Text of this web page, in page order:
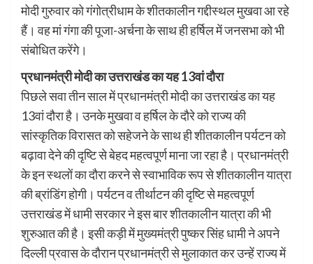
मोदी गुरुवार को गंगोत्रीधाम के शीतकालीन गद्दीस्थल मुखवा आ रहे
हैं। वह मां गंगा की पूजा-अर्चना के साथ ही हर्षिल में जनसभा को भी
संबोधित करेंगे।
प्रधानमंत्री मोदी का उत्तराखंड का यह 13वां दौरा
पिछले सवा तीन साल में प्रधानमंत्री मोदी का उत्तराखंड का यह
13वां दौरा है। उनके मुखवा व हर्षिल के दौरे को राज्य की
सांस्कृतिक विरासत को सहेजने के साथ ही शीतकालीन पर्यटन को
बढ़ावा देने की दृष्टि से बेहद महत्वपूर्ण माना जा रहा है। प्रधानमंत्री
के इन स्थलों का दौरा करने से स्वाभाविक रूप से शीतकालीन यात्रा
की ब्रांडिंग होगी। पर्यटन व तीर्थाटन की दृष्टि से महत्वपूर्ण
उत्तराखंड में धामी सरकार ने इस बार शीतकालीन यात्रा की भी
शुरुआत की है। इसी कड़ी में मुख्यमंत्री पुष्कर सिंह धामी ने अपने
दिल्ली प्रवास के दौरान प्रधानमंत्री से मुलाकात कर उन्हें राज्य में